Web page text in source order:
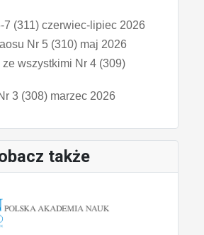
7 (311) czerwiec-lipiec 2026
Nr 5 (310) maj 2026
wszystkimi Nr 4 (309)
3 (308) marzec 2026
także